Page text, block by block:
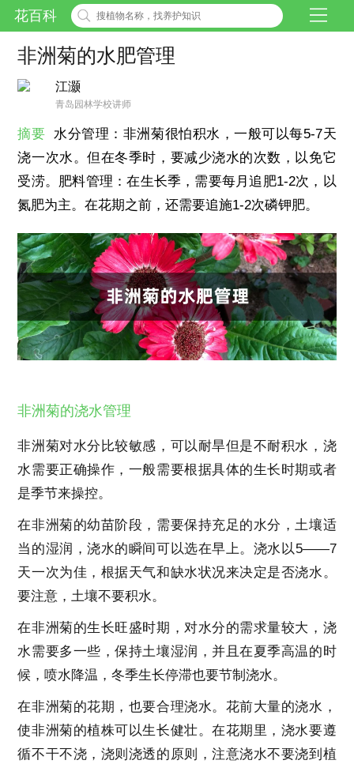
花百科
非洲菊的水肥管理
江灏
青岛园林学校讲师
摘要 水分管理：非洲菊很怕积水，一般可以每5-7天
浇一次水。但在冬季时，要减少浇水的次数，以免它
受涝。肥料管理：在生长季，需要每月追肥1-2次，以
氮肥为主。在花期之前，还需要追施1-2次磷钾肥。
非洲菊的浇水管理
非洲菊对水分比较敏感，可以耐旱但是不耐积水，浇
水需要正确操作，一般需要根据具体的生长时期或者
是季节来操控。
在非洲菊的幼苗阶段，需要保持充足的水分，土壤适
当的湿润，浇水的瞬间可以选在早上。浇水以5——7
天一次为佳，根据天气和缺水状况来决定是否浇水。
要注意，土壤不要积水。
在非洲菊的生长旺盛时期，对水分的需求量较大，浇
水需要多一些，保持土壤湿润，并且在夏季高温的时
候，喷水降温，冬季生长停滞也要节制浇水。
在非洲菊的花期，也要合理浇水。花前大量的浇水，
使非洲菊的植株可以生长健壮。在花期里，浇水要遵
循不干不浇，浇则浇透的原则，注意浇水不要浇到植